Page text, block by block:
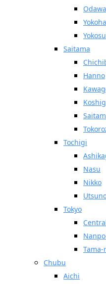
Saitama
Hanno
Tochigi
Nasu
Nikko
Tokyo
Chubu
Aichi